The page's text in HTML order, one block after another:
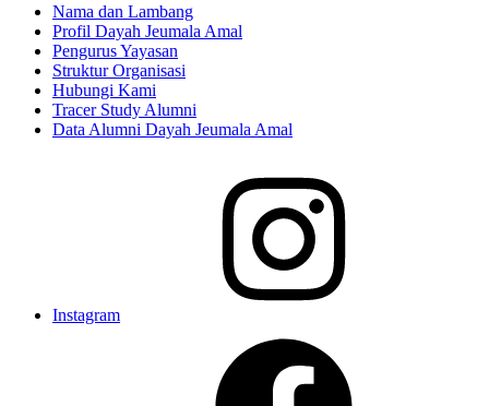
Nama dan Lambang
Profil Dayah Jeumala Amal
Pengurus Yayasan
Struktur Organisasi
Hubungi Kami
Tracer Study Alumni
Data Alumni Dayah Jeumala Amal
Instagram